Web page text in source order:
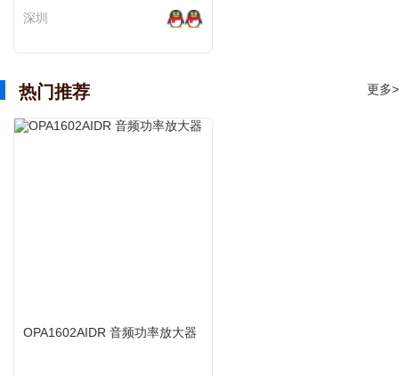
深圳
热门推荐 更多>
OPA1602AIDR 音频功率放大器